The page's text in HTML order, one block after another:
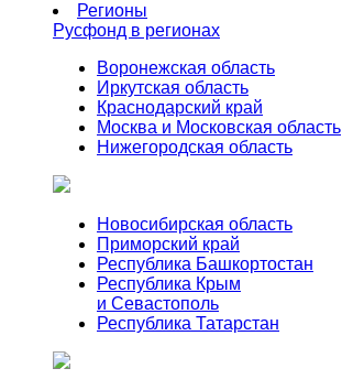
Регионы
Русфонд в регионах
Воронежская область
Иркутская область
Краснодарский край
Москва и Московская область
Нижегородская область
Новосибирская область
Приморский край
Республика Башкортостан
Республика Крым
и Севастополь
Республика Татарстан